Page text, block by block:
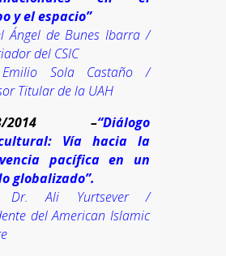
y el espacio”
Ángel de Bunes Ibarra /
del CSIC
Sola Castaño /
Titular de la UAH
2014 –“Diálogo
Vía hacia la
pacífica en un
globalizado”.
Dr. Ali Yurtsever /
del American Islamic